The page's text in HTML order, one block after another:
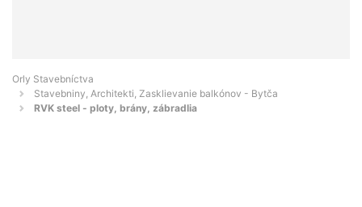
Orly Stavebníctva
Stavebniny, Architekti, Zasklievanie balkónov - Bytča
RVK steel - ploty, brány, zábradlia